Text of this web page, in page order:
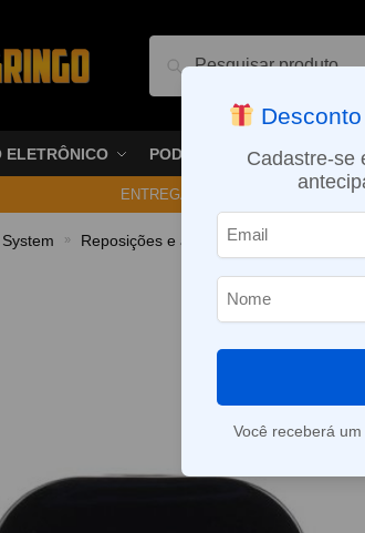
Pesquisar
ELETRÔNICO PODS VAPORIZADOR
ENTREGA NO MESMO DIA EM
» Reposições e acessórios »
Cadastre-se
Você receberá